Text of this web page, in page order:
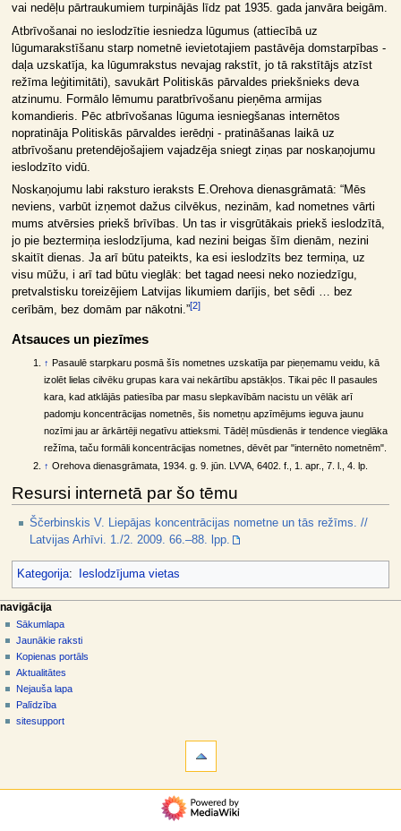
vai nedēļu pārtraukumiem turpinājās līdz pat 1935. gada janvāra beigām.
Atbrīvošanai no ieslodzītie iesniedza lūgumus (attiecībā uz
lūgumarakstīšanu starp nometnē ievietotajiem pastāvēja domstarpības -
daļa uzskatīja, ka lūgumrakstus nevajag rakstīt, jo tā rakstītājs atzīst
režīma leģitimitāti), savukārt Politiskās pārvaldes priekšnieks deva
atzinumu. Formālo lēmumu paratbrīvošanu pieņēma armijas
komandieris. Pēc atbrīvošanas lūguma iesniegšanas internētos
nopratināja Politiskās pārvaldes ierēdņi - pratināšanas laikā uz
atbrīvošanu pretendējošajiem vajadzēja sniegt ziņas par noskaņojumu
ieslodzīto vidū.
Noskaņojumu labi raksturo ieraksts E.Orehova dienasgrāmatā: “Mēs
neviens, varbūt izņemot dažus cilvēkus, nezinām, kad nometnes vārti
mums atvērsies priekš brīvības. Un tas ir visgrūtākais priekš ieslodzītā,
jo pie beztermiņa ieslodzījuma, kad nezini beigas šīm dienām, nezini
skaitīt dienas. Ja arī būtu pateikts, ka esi ieslodzīts bez termiņa, uz
visu mūžu, i arī tad būtu vieglāk: bet tagad neesi neko noziedzīgu,
pretvalstisku toreizējiem Latvijas likumiem darījis, bet sēdi … bez
cerībām, bez domām par nākotni.”[2]
Atsauces un piezīmes
↑ Pasaulē starpkaru posmā šīs nometnes uzskatīja par pieņemamu veidu, kā
izolēt lielas cilvēku grupas kara vai nekārtību apstākļos. Tikai pēc II pasaules
kara, kad atklājās patiesība par masu slepkavībām nacistu un vēlāk arī
padomju koncentrācijas nometnēs, šis nometņu apzīmējums ieguva jaunu
nozīmi jau ar ārkārtēji negatīvu attieksmi. Tādēļ mūsdienās ir tendence vieglāka
režīma, taču formāli koncentrācijas nometnes, dēvēt par "internēto nometnēm".
↑ Orehova dienasgrāmata, 1934. g. 9. jūn. LVVA, 6402. f., 1. apr., 7. l., 4. lp.
Resursi internetā par šo tēmu
Ščerbinskis V. Liepājas koncentrācijas nometne un tās režīms. //
Latvijas Arhīvi. 1./2. 2009. 66.–88. lpp.
Kategorija: Ieslodzījuma vietas
N
a
v
g
ā
c
a
lapas darbības
raksts
diskusija
skatīt
aplūkot
kodu
vēsture
dalībnieka rīki
pieslēgties
navigācija
Sākumlapa
Jaunākie raksti
Kopienas portāls
Aktualitātes
Nejauša lapa
Palīdzība
sitesupport
navigācija